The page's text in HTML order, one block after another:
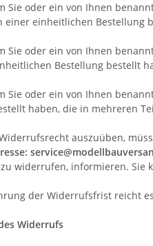
Sie oder ein von Ihnen
einer einheitlichen Bestellung
Sie oder ein von Ihnen
Bestellung bestellt
Sie oder ein von Ihnen
haben, die in mehreren
auszuüben,
widerrufen, informieren. Sie
der Widerrufsfrist reicht
Widerrufs